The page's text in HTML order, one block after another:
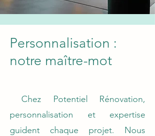
Personnalisation :
notre maître-mot
Chez Potentiel Rénovation,
personnalisation et expertise
guident chaque projet. Nous